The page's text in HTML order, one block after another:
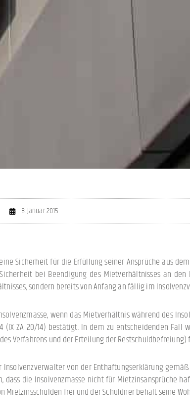
8. Januar 2015
Sicherheit für die Erfüllung seiner Ansprüche aus
bei Beendigung des Mietverhältnisses an den
sondern bereits von Anfang an fällig im
wenn das Mietverhältnis während des
ZA 20/14) bestätigt. In dem zu entscheidenden Fall
Verfahrens und der Erteilung der
von der Enthaftungserklärung gemäß §
die Insolvenzmasse nicht für Mietzinsansprüche
frei und der Schuldner behält seine